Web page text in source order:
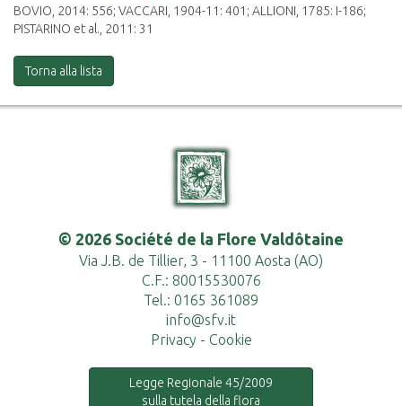
BOVIO, 2014: 556; VACCARI, 1904-11: 401; ALLIONI, 1785: I-186;
PISTARINO et al., 2011: 31
Torna alla lista
© 2026 Société de la Flore Valdôtaine
Via J.B. de Tillier, 3 - 11100 Aosta (AO)
C.F.: 80015530076
Tel.: 0165 361089
info@sfv.it
Privacy - Cookie
Legge Regionale 45/2009
sulla tutela della flora